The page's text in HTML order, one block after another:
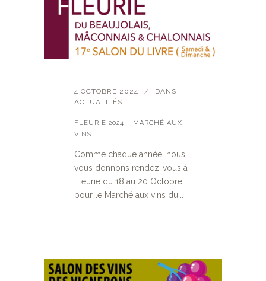
4 OCTOBRE 2024
DANS
ACTUALITÉS
FLEURIE 2024 – MARCHÉ AUX
VINS
Comme chaque année, nous
vous donnons rendez-vous à
Fleurie du 18 au 20 Octobre
pour le Marché aux vins du...